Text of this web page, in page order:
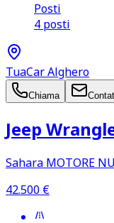
Posti
4 posti
TuaCar Alghero
Chiama
Jeep
Sahara MOTORE
42.500 €